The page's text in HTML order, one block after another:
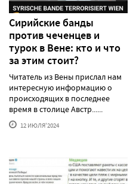
Сирийские банды
против чеченцев и
турок в Вене: кто и что
за этим стоит?
Читатель из Вены прислал нам
интересную информацию о
происходящих в последнее
время в столице Австр......
12 ИЮЛЯ'2024